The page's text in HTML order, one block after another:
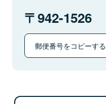
942-1526
郵便番号をコピーする